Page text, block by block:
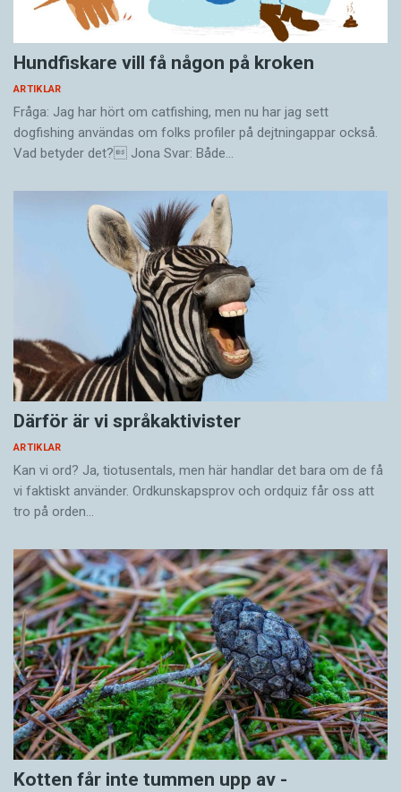
Hundfiskare vill få någon på kroken
ARTIKLAR
Fråga: Jag har hört om catfishing, men nu har jag sett
dogfishing användas om folks profiler på dejtningappar också.
Vad betyder det? Jona Svar: Både…
Därför är vi språkaktivister
ARTIKLAR
Kan vi ord? Ja, tiotusentals, men här handlar det bara om de få
vi faktiskt använder. Ordkunskapsprov och ordquiz får oss att
tro på orden…
Kotten får inte tummen upp av ­